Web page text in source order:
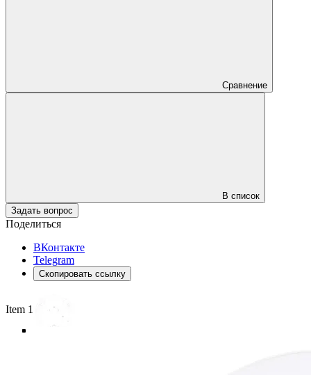
Сравнение
В список
Задать вопрос
Поделиться
ВКонтакте
Telegram
Скопировать ссылку
Item 1 of 6